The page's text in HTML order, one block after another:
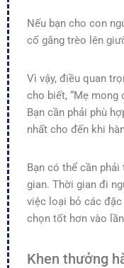
Nếu bạn cho con
cố gắng trèo lên
Vì vậy, điều quan
cho biết, “Mẹ mong
Bạn cần phải phù
nhất cho đến khi
Bạn có thể cần
gian. Thời gian đi
việc loại bỏ các
chọn tốt hơn vào
Khen thưởng